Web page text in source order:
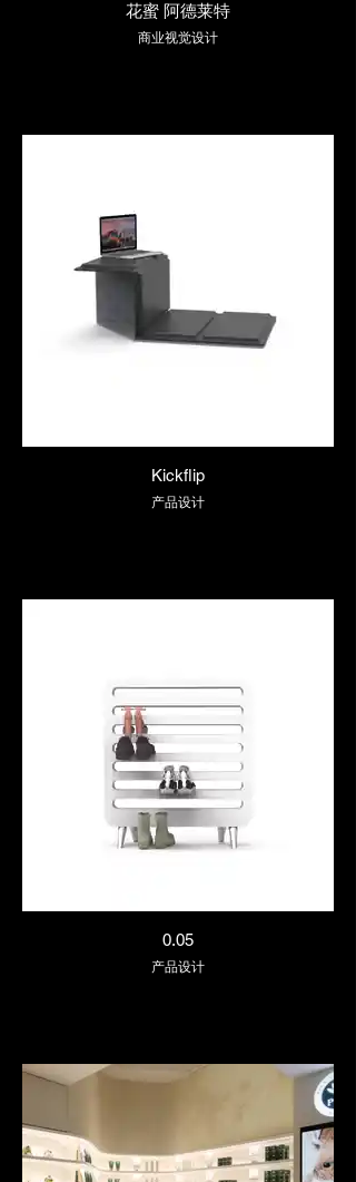
花蜜 阿德莱特
商业视觉设计
Kickflip
产品设计
0.05
产品设计